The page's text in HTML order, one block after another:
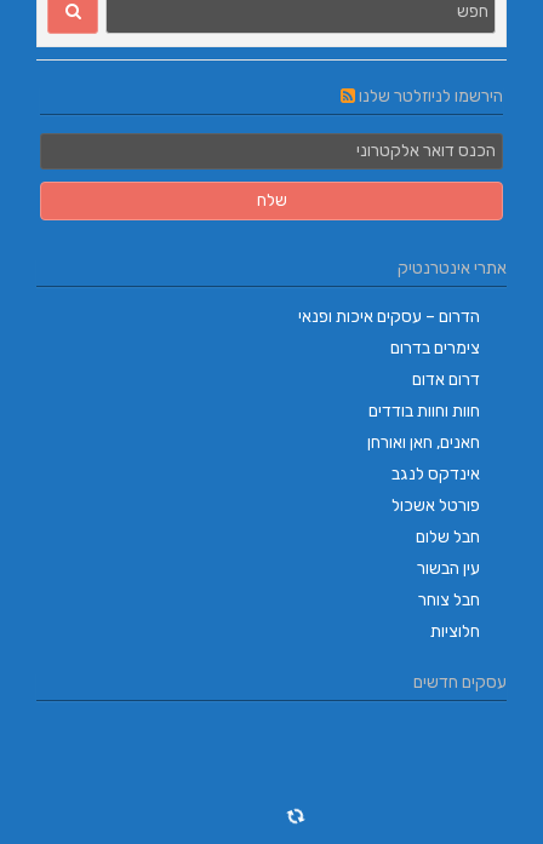
הירשמו לניוזלטר שלנו
אתרי אינטרנטיק
הדרום – עסקים איכות ופנאי
צימרים בדרום
דרום אדום
חוות וחוות בודדים
חאנים, חאן ואורחן
אינדקס לנגב
פורטל אשכול
חבל שלום
עין הבשור
חבל צוחר
חלוציות
עסקים חדשים